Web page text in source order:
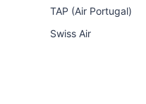
TAP (Air Portugal)
Swiss Air